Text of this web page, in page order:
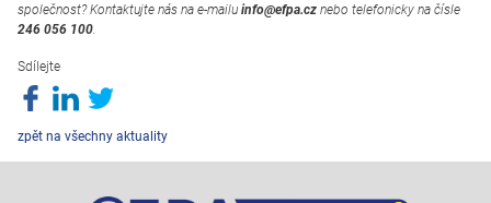
společnost? Kontaktujte nás na e-mailu info@efpa.cz nebo telefonicky na čísle
246 056 100
Sdílejte
zpět na všechny aktuality